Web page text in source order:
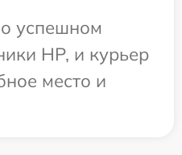
успешном
HP, и курьер
место и